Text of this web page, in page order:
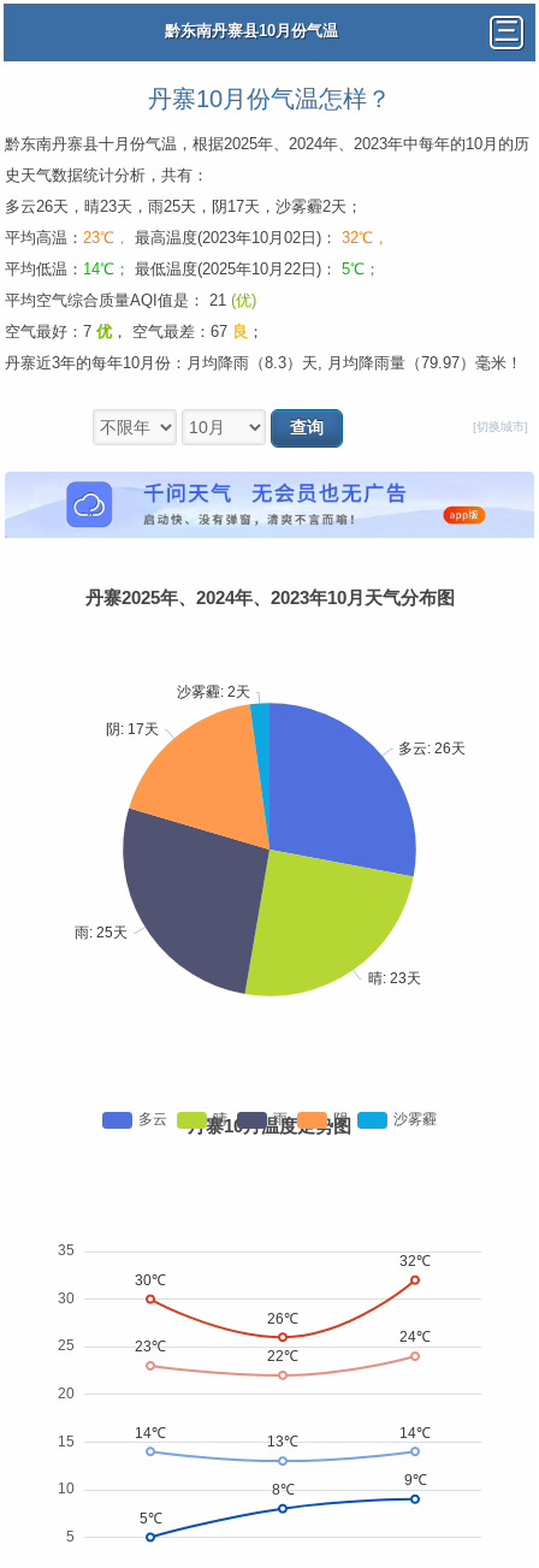
黔东南丹寨县10月份气温
丹寨10月份气温怎样？
黔东南丹寨县十月份气温，根据2025年、2024年、2023年中每年的10月的历
史天气数据统计分析，共有：
多云26天，晴23天，雨25天，阴17天，沙雾霾2天；
平均高温： 23℃， 最高温度(2023年10月02日)： 32℃，
平均低温： 14℃； 最低温度(2025年10月22日)： 5℃；
平均空气综合质量AQI值是： 21 (优)
空气最好：7 优 ， 空气最差：67 良 ；
丹寨近3年的每年10月份：月均降雨（8.3）天, 月均降雨量（79.97）毫米！
[切换城市]
丹寨2025年、2024年、2023年10月天气分布图
丹寨10月温度走势图